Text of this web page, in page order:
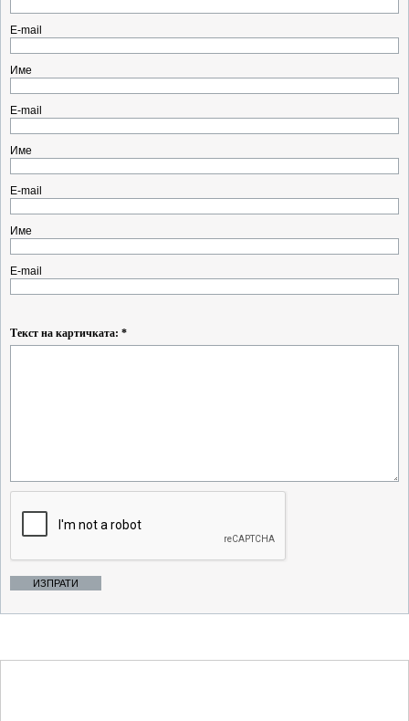
E-mail
Име
E-mail
Име
E-mail
Име
E-mail
Текст на картичката: *